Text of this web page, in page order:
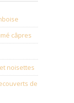
câpres
noisettes
de